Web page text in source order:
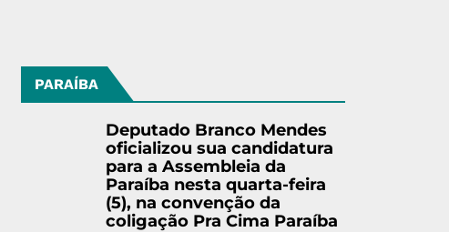
PARAÍBA
Deputado Branco Mendes
oficializou sua candidatura
para a Assembleia da
Paraíba nesta quarta-feira
(5), na convenção da
coligação Pra Cima Paraíba